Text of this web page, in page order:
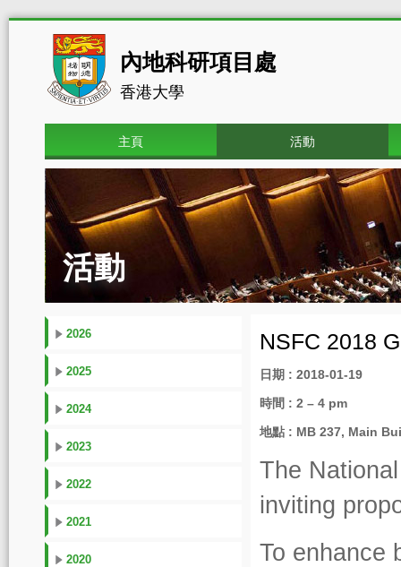
內地科研項目處
香港大學
主頁 活動
活動
2026
2025
2024
2023
2022
2021
2020
NSFC 2018
日期 : 2018-01-19
時間 : 2 – 4 pm
地點 : MB 237, Main
The
inviting
To enhance